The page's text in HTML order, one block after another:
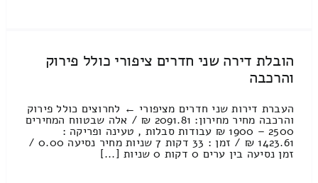
הובלת דירה שני חדרים ציפורי כולל פירוק
והרכבה
העברת דירות שני חדרים מציפורי ← לחרוצים כולל פירוק
והרכבה מחיר מחירון: 2091.81 ₪ / אלה שבטווח המחירים
2500 – 1900 ₪ עבודות סבלות , טעינה ופריקה :
1423.61 ₪ / זמן : 33 דקות 7 שניות מחיר נסיעה 0.00 /
זמן נסיעה בין ערים 0 דקות 0 שניות [...]